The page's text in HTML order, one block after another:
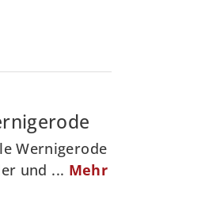
Wernigerode
und ... Mehr